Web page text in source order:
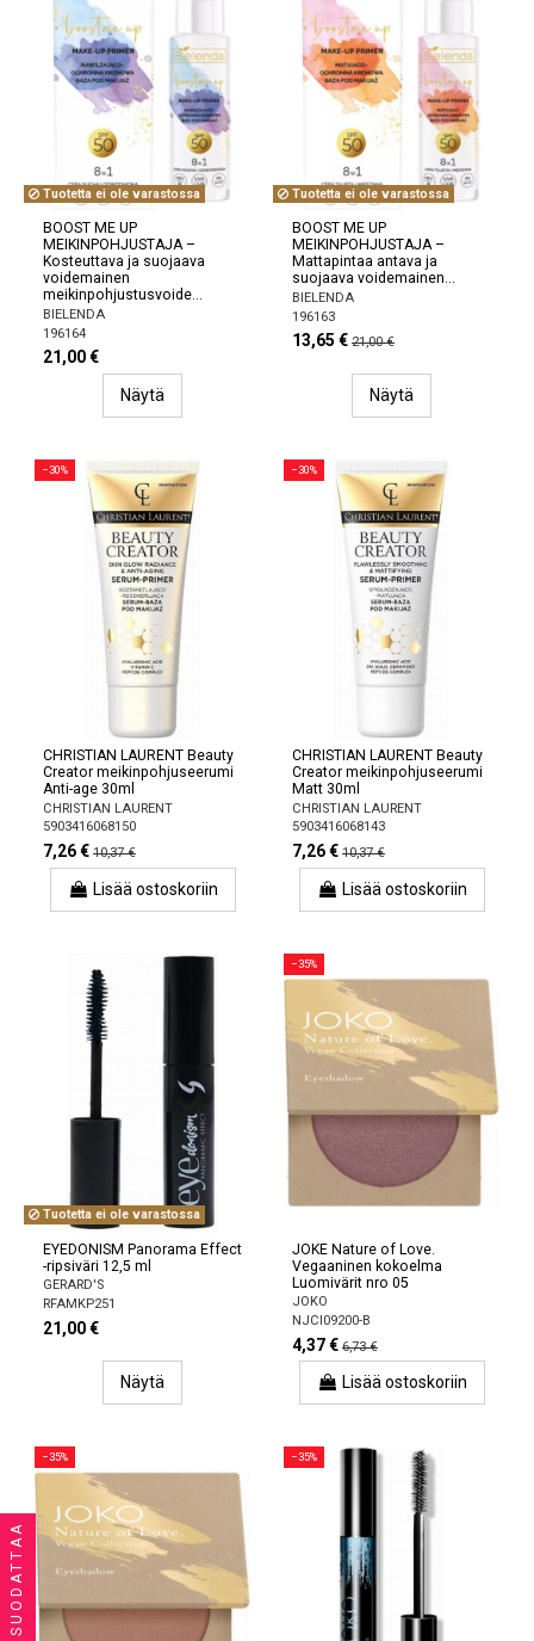
Tuotetta ei ole varastossa
BOOST ME UP
MEIKINPOHJUSTAJA –
Kosteuttava ja suojaava
voidemainen
meikinpohjustusvoide...
BIELENDA
196164
21,00 €
Näytä
Tuotetta ei ole varastossa
BOOST ME UP
MEIKINPOHJUSTAJA –
Mattapintaa antava ja
suojaava voidemainen...
BIELENDA
196163
13,65 € 21,00 €
Näytä
−30%
CHRISTIAN LAURENT Beauty
Creator meikinpohjuseerumi
Anti-age 30ml
CHRISTIAN LAURENT
5903416068150
7,26 € 10,37 €
Lisää ostoskoriin
−30%
CHRISTIAN LAURENT Beauty
Creator meikinpohjuseerumi
Matt 30ml
CHRISTIAN LAURENT
5903416068143
7,26 € 10,37 €
Lisää ostoskoriin
Tuotetta ei ole varastossa
EYEDONISM Panorama Effect
-ripsiväri 12,5 ml
GERARD'S
RFAMKP251
21,00 €
Näytä
−35%
JOKE Nature of Love.
Vegaaninen kokoelma
Luomivärit nro 05
JOKO
NJCI09200-B
4,37 € 6,73 €
Lisää ostoskoriin
−35% −35%
SUODATTAA